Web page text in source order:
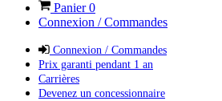
Panier0
Connexion / Commandes
Connexion / Commandes
Prix garanti pendant 1 an
Carrières
Devenez un concessionnaire